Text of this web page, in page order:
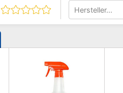
Hersteller...